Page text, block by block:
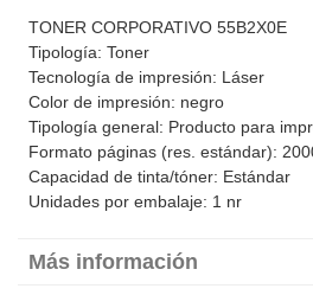
TONER CORPORATIVO 55B2X0E
Tipología: Toner
Tecnología de impresión: Láser
Color de impresión: negro
Tipología general: Producto para
Formato páginas (res. estándar):
Capacidad de tinta/tóner: Estándar
Unidades por embalaje: 1 nr
Más información